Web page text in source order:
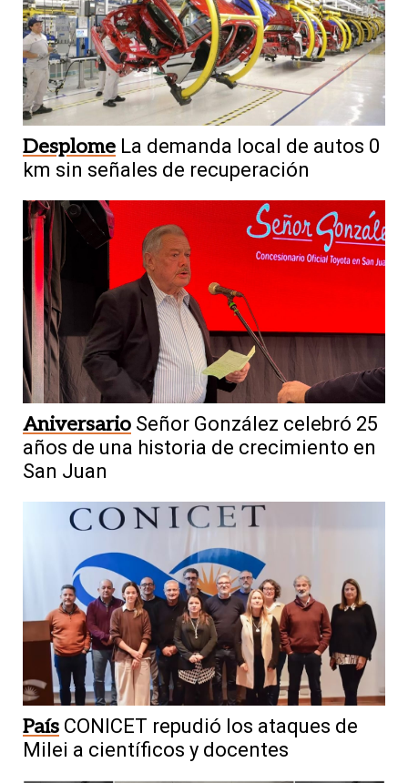
Desplome La demanda local de autos 0
km sin señales de recuperación
Aniversario Señor González celebró 25
años de una historia de crecimiento en
San Juan
País CONICET repudió los ataques de
Milei a científicos y docentes